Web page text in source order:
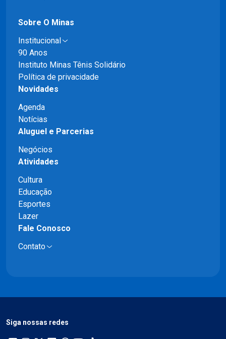
Sobre O Minas
Institucional
90 Anos
Instituto Minas Tênis Solidário
Política de privacidade
Novidades
Agenda
Notícias
Aluguel e Parcerias
Negócios
Atividades
Cultura
Educação
Esportes
Lazer
Fale Conosco
Contato
Siga nossas redes